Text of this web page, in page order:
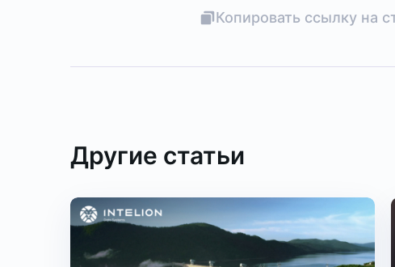
Копировать ссылку на
Другие статьи